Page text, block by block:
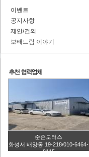
이벤트
공지사항
제안/건의
보배드림 이야기
준준모터스
화성서 배양동 19-218/010-6464-
8115